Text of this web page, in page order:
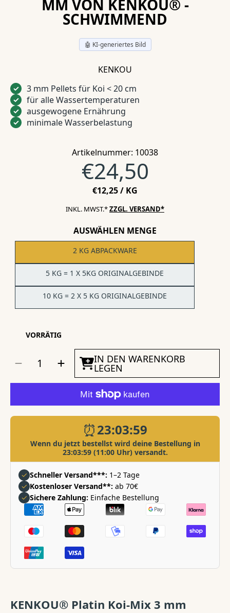
MM VON KENKOU® -
SCHWIMMEND
🤖 KI-generiertes Bild
KENKOU
✓ 3 mm Pellets für Koi < 20 cm
✓ für alle Wassertemperaturen
✓ ausgewogene Ernährung
✓ minimale Wasserbelastung
Artikelnummer: 10038
€24,50
€12,25/ PRO
KG
INKL. MWST.*ZZGL. VERSAND*
AUSWÄHLEN MENGE
2 KG ABPACKWARE
5 KG = 1 X 5KG ORIGINALGEBINDE
10 KG = 2 X 5 KG ORIGINALGEBINDE
VORRÄTIG
AUSWÄHLEN
Menge
Koifutter
Platin
Koi-
mm
von
KENKOU®
- schwimmend
verringern
Menge
fürKoifutter
Platin
Koi-
Mix
mm
von
KENKOU®
- schwimmend
erhöhen
IN DEN WARENKORB
LEGEN
⏰23:03:58
Wenn du jetzt bestellst wird deine Bestellung in
23:03:58(11:00 Uhr) versandt.
✓ Schneller Versand***: 1–2 Tage
✓ Kostenloser Versand**: ab 70€
✓ Sichere Zahlung: Einfache Bestellung
Zahlungsarten
KENKOU® Platin Koi-Mix 3 mm